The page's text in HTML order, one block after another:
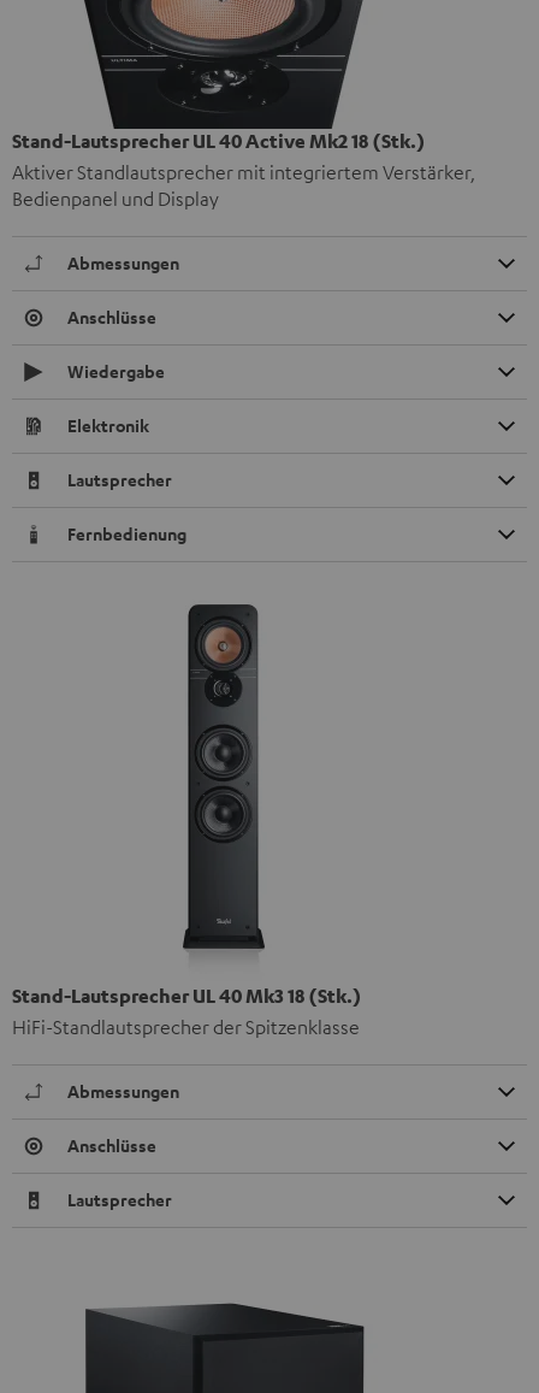
Stand-Lautsprecher UL 40 Active Mk2 18 (Stk.)
Aktiver Standlautsprecher mit integriertem Verstärker,
Bedienpanel und Display
Abmessungen
Anschlüsse
Wiedergabe
Elektronik
Lautsprecher
Fernbedienung
Stand-Lautsprecher UL 40 Mk3 18 (Stk.)
HiFi-Standlautsprecher der Spitzenklasse
Abmessungen
Anschlüsse
Lautsprecher